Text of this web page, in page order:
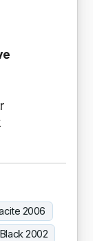
2006
2002